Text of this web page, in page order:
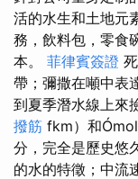
活的水生和土地元
務，飲料包，零食
本。 菲律賓簽證
帶；彌撒在噸中表
到夏季潛水線上來
撥筋 fkm）和
分，完全是歷史悠
的水的特徵；中流